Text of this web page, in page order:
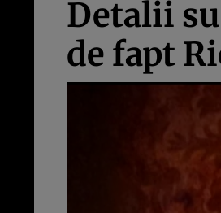
Detalii
de fapt